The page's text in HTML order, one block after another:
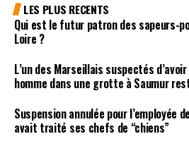
LES PLUS RECENTS
Qui est le futur patron des sapeurs-
Loire ?
L’un des Marseillais suspectés
homme dans une grotte à Saumur
Suspension annulée pour l’employée
avait traité ses chefs de “chiens”